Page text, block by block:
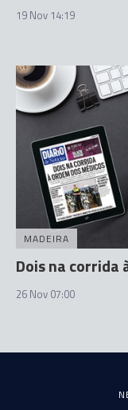
19 Nov 14:19
MADEIRA
Dois na corrida
26 Nov 07:00